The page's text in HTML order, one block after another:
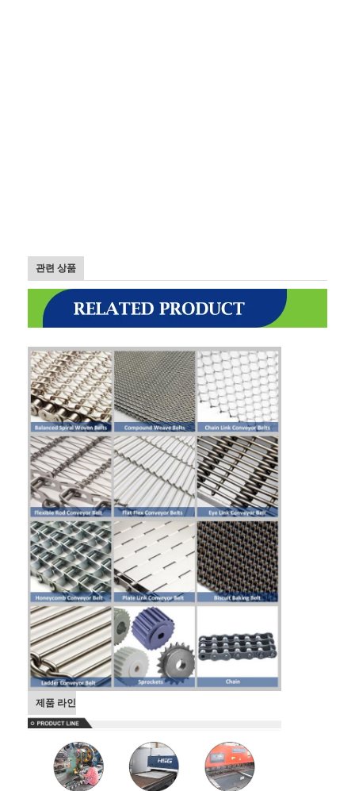
나선형 와이어 메쉬
고온 와이어 메쉬
식품 메시 벨트
벌집 컨베이어 벨트
컨베이어 체인 플레이트
태양광 발전 메시 벨트
체인 메쉬 벨트
스파이럴 프리저 벨트
오븐 컨베이어 벨트
관련 상품
제품 라인